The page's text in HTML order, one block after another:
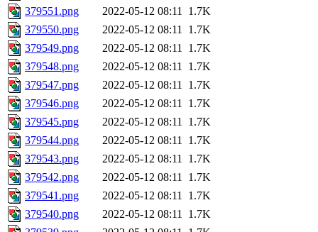
379551.png
2022-05-12 08:11 1.7K
379550.png
2022-05-12 08:11 1.7K
379549.png
2022-05-12 08:11 1.7K
379548.png
2022-05-12 08:11 1.7K
379547.png
2022-05-12 08:11 1.7K
379546.png
2022-05-12 08:11 1.7K
379545.png
2022-05-12 08:11 1.7K
379544.png
2022-05-12 08:11 1.7K
379543.png
2022-05-12 08:11 1.7K
379542.png
2022-05-12 08:11 1.7K
379541.png
2022-05-12 08:11 1.7K
379540.png
2022-05-12 08:11 1.7K